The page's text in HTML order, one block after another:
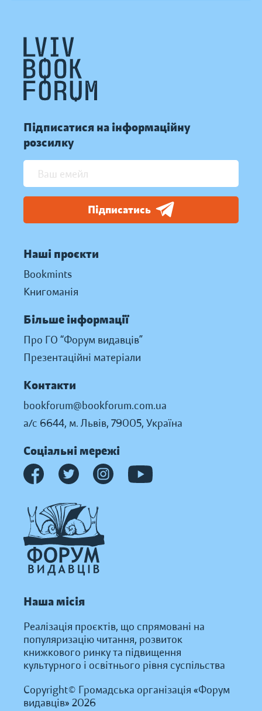
Підписатися на інформаційну
розсилку
Підписатись
Наші проєкти
Bookmints
Книгоманія
Більше інформації
Про ГО “Форум видавців”
Презентаційні матеріали
Контакти
bookforum@bookforum.com.ua
а/с 6644, м. Львів, 79005, Україна
Соціальні мережі
Наша місія
Реалізація проєктів, що спрямовані на
популяризацію читання, розвиток
книжкового ринку та підвищення
культурного і освітнього рівня суспільства
Copyright© Громадська організація «Форум
видавців» 2026